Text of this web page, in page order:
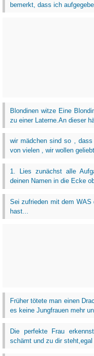
bemerkt, dass ich
Blondinen witze Eine
zu einer Laterne.An dieser
wir mädchen sind so ,
von vielen , wir wollen
1. Lies zunächst alle
deinen Namen in die Ecke
Sei zufrieden mit dem
hast...
Früher tötete man einen
es keine Jungfrauen mehr
Die perfekte Frau
schämt und zu dir steht,egal